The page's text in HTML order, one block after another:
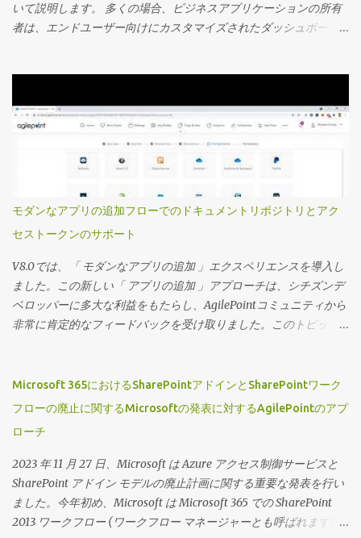
いて説明します。 多くの場合、ビジネスアプリケーションの所有
者は、エンドユーザー向けにカスタマイズされたダッシュボード
様から非常に好評を博している別のビデオで取り上げました。 こ
のビデオでは、カスタムプロジェクト固有のビューを定義する方
法を見ていきます。 主要な機能の一部を次に記載します 事前定義
されたアプリフィルターを使用してカスタムビューを設定し、エ
ーをロックダウンしたりする機能を提供できます。 これらのビュ
ーのセキュリティは、ビューを特定のグループに割り当てること
で制御できます。 ページビルダーウィジェットにのみ表示できる
ビューを定義できるため、ページデザイナーでは高度にカスタマ
イズされたプロジェクト固有のランディングページとそれに対応
するワークセンターを作成できます。 それでは、この機能の動作
を見てみましょう。 （動画の音声は英語です）
モダンなアプリの追加フローでのドキュメントリポジトリとアク
セストークンのサポート
V8.0では、「 モダンなアプリの追加 」エクスペリエンスを導入し
ました。この新しい「 アプリの追加 」アプローチは、シチズンデ
ベロッパーに多大な利益をもたらし、AgilePointコミュニティから
非常に肯定的なフィードバックを受け取りました。このトピック
パーコミュニティをサポートするという私たちのコミットメント
を継続し、この機能に2つの新しい拡張機能を導入できることを嬉
アプリの追加 」フローに含めました。 ウィザード主導のエクスペ
リエンスの一部として、ユーザーはドキュメントリポジトリとア
クセストークンの完全なリストにアクセスできるようになり、最
初のアプリケーションの作成時にそれらを定義できます。 デザイ
ナーがかつて行っていたように、アプリの設計中やその後からで
Microsoft 365におけるSharePointアドインとSharePointワーク
フローの廃止に関するMicrosoftの発表に対するAgilePointのアプ
ローチ
2023 年 11 月 27 日、Microsoft は Azure アクセス制御サービスと
SharePoint アドイン モデルの廃止計画に関する重要な発表を行い
ました。今年初め、Microsoft は Microsoft 365 での SharePoint
2013 ワークフロー (ワークフロー マネージャーとも呼ばれます) の